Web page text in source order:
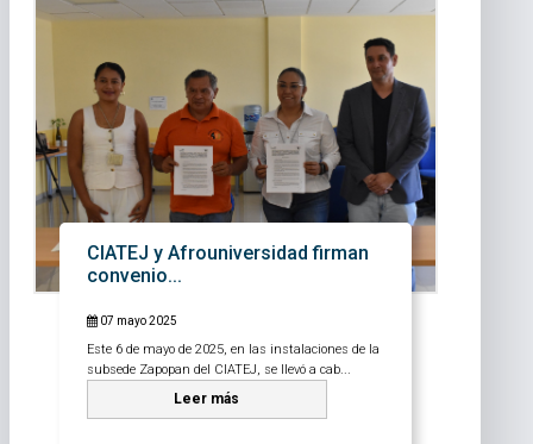
CIATEJ y Afrouniversidad firman
convenio...
07 mayo 2025
Este 6 de mayo de 2025, en las instalaciones de la
subsede Zapopan del CIATEJ, se llevó a cab...
Leer más